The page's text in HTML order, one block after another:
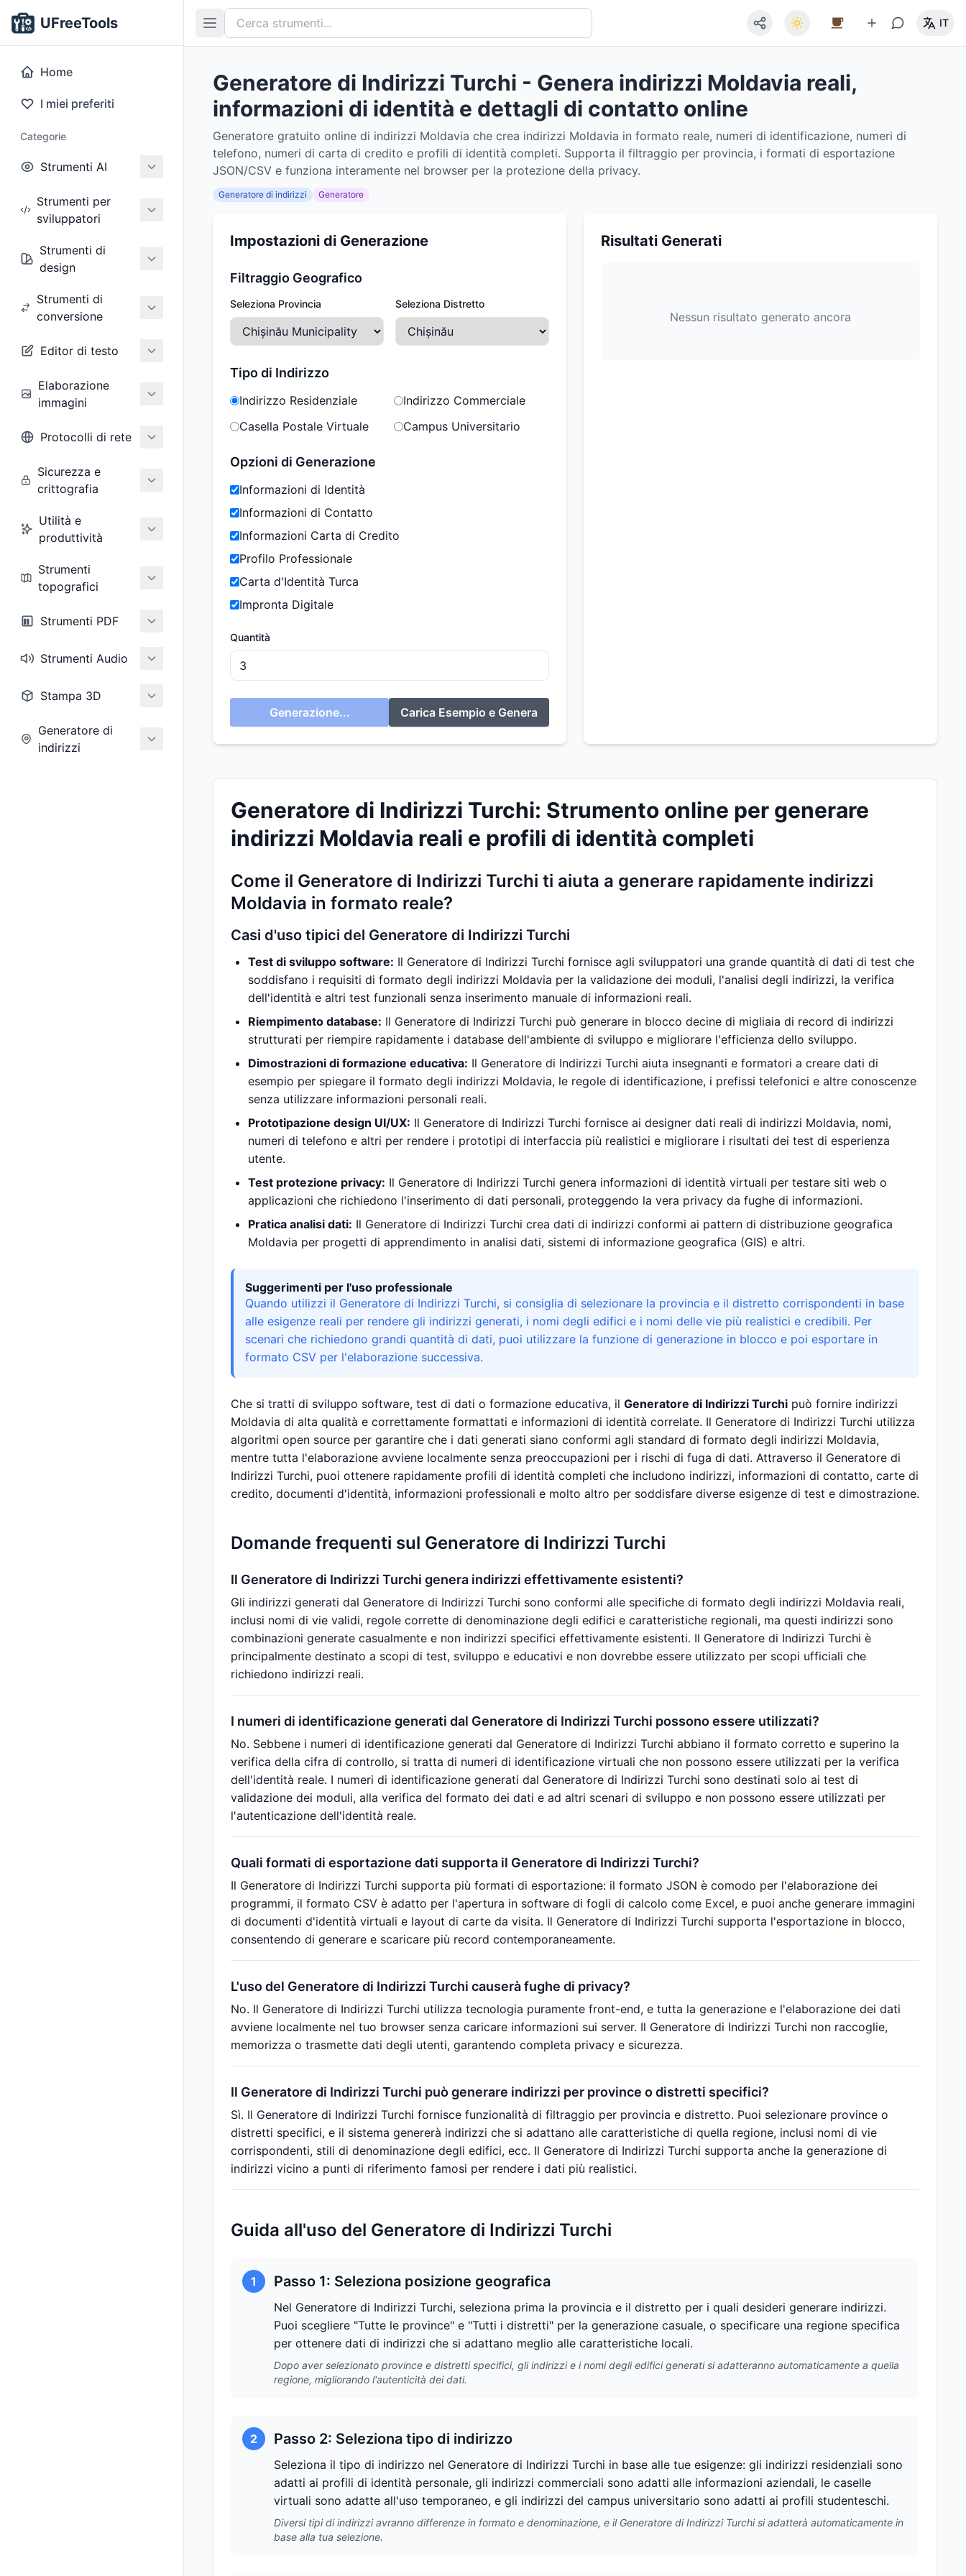
UFreeTools
Home
I miei preferiti
Categorie
Strumenti AI
Strumenti per
sviluppatori
Strumenti di
design
Strumenti di
conversione
Editor di testo
Elaborazione
immagini
Protocolli di rete
Sicurezza e
crittografia
Utilità e
produttività
Strumenti
topografici
Strumenti PDF
Strumenti Audio
Stampa 3D
Generatore di
indirizzi
IT
Generatore di Indirizzi Turchi - Genera indirizzi Moldavia reali,
informazioni di identità e dettagli di contatto online
Generatore gratuito online di indirizzi Moldavia che crea indirizzi Moldavia in formato reale, numeri di identificazione, numeri di
telefono, numeri di carta di credito e profili di identità completi. Supporta il filtraggio per provincia, i formati di esportazione
JSON/CSV e funziona interamente nel browser per la protezione della privacy.
Generatore di indirizzi Generatore
Impostazioni di Generazione
Filtraggio Geografico
Seleziona Provincia Seleziona Distretto
Tipo di Indirizzo
Indirizzo Residenziale
Indirizzo Commerciale
Casella Postale Virtuale
Campus Universitario
Opzioni di Generazione
Informazioni di Identità
Informazioni di Contatto
Informazioni Carta di Credito
Profilo Professionale
Carta d'Identità Turca
Impronta Digitale
Quantità
Generazione... Carica Esempio e Genera
Risultati Generati
Nessun risultato generato ancora
Generatore di Indirizzi Turchi: Strumento online per generare
indirizzi Moldavia reali e profili di identità completi
Come il Generatore di Indirizzi Turchi ti aiuta a generare rapidamente indirizzi
Moldavia in formato reale?
Casi d'uso tipici del Generatore di Indirizzi Turchi
Test di sviluppo software: Il Generatore di Indirizzi Turchi fornisce agli sviluppatori una grande quantità di dati di test che
soddisfano i requisiti di formato degli indirizzi Moldavia per la validazione dei moduli, l'analisi degli indirizzi, la verifica
dell'identità e altri test funzionali senza inserimento manuale di informazioni reali.
Riempimento database: Il Generatore di Indirizzi Turchi può generare in blocco decine di migliaia di record di indirizzi
strutturati per riempire rapidamente i database dell'ambiente di sviluppo e migliorare l'efficienza dello sviluppo.
Dimostrazioni di formazione educativa: Il Generatore di Indirizzi Turchi aiuta insegnanti e formatori a creare dati di
esempio per spiegare il formato degli indirizzi Moldavia, le regole di identificazione, i prefissi telefonici e altre conoscenze
senza utilizzare informazioni personali reali.
Prototipazione design UI/UX: Il Generatore di Indirizzi Turchi fornisce ai designer dati reali di indirizzi Moldavia, nomi,
numeri di telefono e altri per rendere i prototipi di interfaccia più realistici e migliorare i risultati dei test di esperienza
utente.
Test protezione privacy: Il Generatore di Indirizzi Turchi genera informazioni di identità virtuali per testare siti web o
applicazioni che richiedono l'inserimento di dati personali, proteggendo la vera privacy da fughe di informazioni.
Pratica analisi dati: Il Generatore di Indirizzi Turchi crea dati di indirizzi conformi ai pattern di distribuzione geografica
Moldavia per progetti di apprendimento in analisi dati, sistemi di informazione geografica (GIS) e altri.
Suggerimenti per l'uso professionale
Quando utilizzi il Generatore di Indirizzi Turchi, si consiglia di selezionare la provincia e il distretto corrispondenti in base
alle esigenze reali per rendere gli indirizzi generati, i nomi degli edifici e i nomi delle vie più realistici e credibili. Per
scenari che richiedono grandi quantità di dati, puoi utilizzare la funzione di generazione in blocco e poi esportare in
formato CSV per l'elaborazione successiva.
Che si tratti di sviluppo software, test di dati o formazione educativa, il Generatore di Indirizzi Turchi può fornire indirizzi
Moldavia di alta qualità e correttamente formattati e informazioni di identità correlate. Il Generatore di Indirizzi Turchi utilizza
algoritmi open source per garantire che i dati generati siano conformi agli standard di formato degli indirizzi Moldavia,
mentre tutta l'elaborazione avviene localmente senza preoccupazioni per i rischi di fuga di dati. Attraverso il Generatore di
Indirizzi Turchi, puoi ottenere rapidamente profili di identità completi che includono indirizzi, informazioni di contatto, carte di
credito, documenti d'identità, informazioni professionali e molto altro per soddisfare diverse esigenze di test e dimostrazione.
Domande frequenti sul Generatore di Indirizzi Turchi
Il Generatore di Indirizzi Turchi genera indirizzi effettivamente esistenti?
Gli indirizzi generati dal Generatore di Indirizzi Turchi sono conformi alle specifiche di formato degli indirizzi Moldavia reali,
inclusi nomi di vie validi, regole corrette di denominazione degli edifici e caratteristiche regionali, ma questi indirizzi sono
combinazioni generate casualmente e non indirizzi specifici effettivamente esistenti. Il Generatore di Indirizzi Turchi è
principalmente destinato a scopi di test, sviluppo e educativi e non dovrebbe essere utilizzato per scopi ufficiali che
richiedono indirizzi reali.
I numeri di identificazione generati dal Generatore di Indirizzi Turchi possono essere utilizzati?
No. Sebbene i numeri di identificazione generati dal Generatore di Indirizzi Turchi abbiano il formato corretto e superino la
verifica della cifra di controllo, si tratta di numeri di identificazione virtuali che non possono essere utilizzati per la verifica
dell'identità reale. I numeri di identificazione generati dal Generatore di Indirizzi Turchi sono destinati solo ai test di
validazione dei moduli, alla verifica del formato dei dati e ad altri scenari di sviluppo e non possono essere utilizzati per
l'autenticazione dell'identità reale.
Quali formati di esportazione dati supporta il Generatore di Indirizzi Turchi?
Il Generatore di Indirizzi Turchi supporta più formati di esportazione: il formato JSON è comodo per l'elaborazione dei
programmi, il formato CSV è adatto per l'apertura in software di fogli di calcolo come Excel, e puoi anche generare immagini
di documenti d'identità virtuali e layout di carte da visita. Il Generatore di Indirizzi Turchi supporta l'esportazione in blocco,
consentendo di generare e scaricare più record contemporaneamente.
L'uso del Generatore di Indirizzi Turchi causerà fughe di privacy?
No. Il Generatore di Indirizzi Turchi utilizza tecnologia puramente front-end, e tutta la generazione e l'elaborazione dei dati
avviene localmente nel tuo browser senza caricare informazioni sui server. Il Generatore di Indirizzi Turchi non raccoglie,
memorizza o trasmette dati degli utenti, garantendo completa privacy e sicurezza.
Il Generatore di Indirizzi Turchi può generare indirizzi per province o distretti specifici?
Sì. Il Generatore di Indirizzi Turchi fornisce funzionalità di filtraggio per provincia e distretto. Puoi selezionare province o
distretti specifici, e il sistema genererà indirizzi che si adattano alle caratteristiche di quella regione, inclusi nomi di vie
corrispondenti, stili di denominazione degli edifici, ecc. Il Generatore di Indirizzi Turchi supporta anche la generazione di
indirizzi vicino a punti di riferimento famosi per rendere i dati più realistici.
Guida all'uso del Generatore di Indirizzi Turchi
1 Passo 1: Seleziona posizione geografica
Nel Generatore di Indirizzi Turchi, seleziona prima la provincia e il distretto per i quali desideri generare indirizzi.
Puoi scegliere "Tutte le province" e "Tutti i distretti" per la generazione casuale, o specificare una regione specifica
per ottenere dati di indirizzi che si adattano meglio alle caratteristiche locali.
Dopo aver selezionato province e distretti specifici, gli indirizzi e i nomi degli edifici generati si adatteranno automaticamente a quella
regione, migliorando l'autenticità dei dati.
2 Passo 2: Seleziona tipo di indirizzo
Seleziona il tipo di indirizzo nel Generatore di Indirizzi Turchi in base alle tue esigenze: gli indirizzi residenziali sono
adatti ai profili di identità personale, gli indirizzi commerciali sono adatti alle informazioni aziendali, le caselle
virtuali sono adatte all'uso temporaneo, e gli indirizzi del campus universitario sono adatti ai profili studenteschi.
Diversi tipi di indirizzi avranno differenze in formato e denominazione, e il Generatore di Indirizzi Turchi si adatterà automaticamente in
base alla tua selezione.